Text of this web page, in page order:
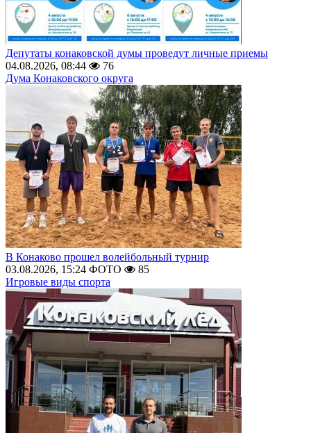
Депутаты конаковской думы проведут личные приемы
04.08.2026, 08:44
76
Дума Конаковского округа
В Конаково прошел волейбольный турнир
03.08.2026, 15:24 ФОТО
85
Игровые виды спорта